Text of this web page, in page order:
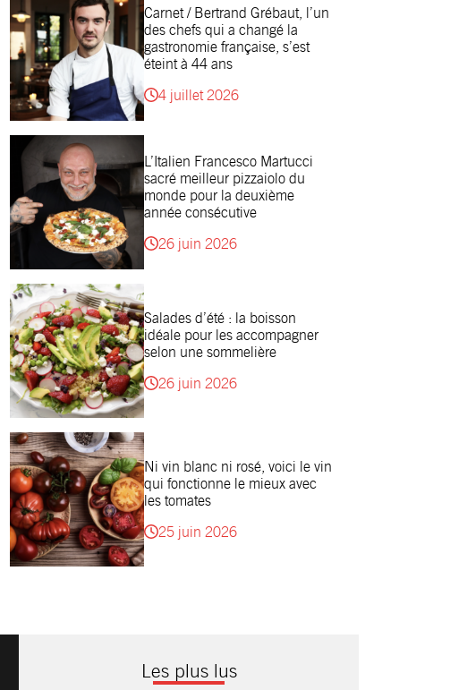
Carnet / Bertrand Grébaut, l’un
des chefs qui a changé la
gastronomie française, s’est
éteint à 44 ans
4 juillet 2026
L’Italien Francesco Martucci
sacré meilleur pizzaiolo du
monde pour la deuxième
année consécutive
26 juin 2026
Salades d’été : la boisson
idéale pour les accompagner
selon une sommelière
26 juin 2026
Ni vin blanc ni rosé, voici le vin
qui fonctionne le mieux avec
les tomates
25 juin 2026
Les plus lus